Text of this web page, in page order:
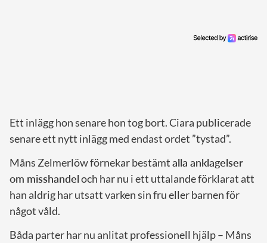
Ett inlägg hon senare hon tog bort. Ciara publicerade
senare ett nytt inlägg med endast ordet ”tystad”.
Måns Zelmerlöw förnekar bestämtalla anklagelser
om misshandeloch har nu i ett uttalande förklarat att
han aldrig har utsatt varken sin fru eller barnen för
något våld.
Båda parter har nu anlitat professionell hjälp – Måns